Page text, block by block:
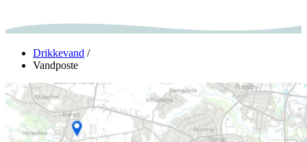
Drikkevand /
Vandposte